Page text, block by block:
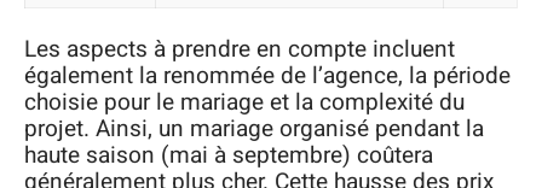
Les aspects à prendre en compte incluent
également la renommée de l’agence, la période
choisie pour le mariage et la complexité du
projet. Ainsi, un mariage organisé pendant la
haute saison (mai à septembre) coûtera